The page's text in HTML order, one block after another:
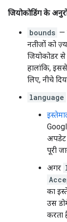
जियोकोडिंग के
bounds —
नतीजों को
जियोकोडर से
हालांकि,
लिए, नीचे
language
अपडेट
पूरी
अगर
का
उस
करता